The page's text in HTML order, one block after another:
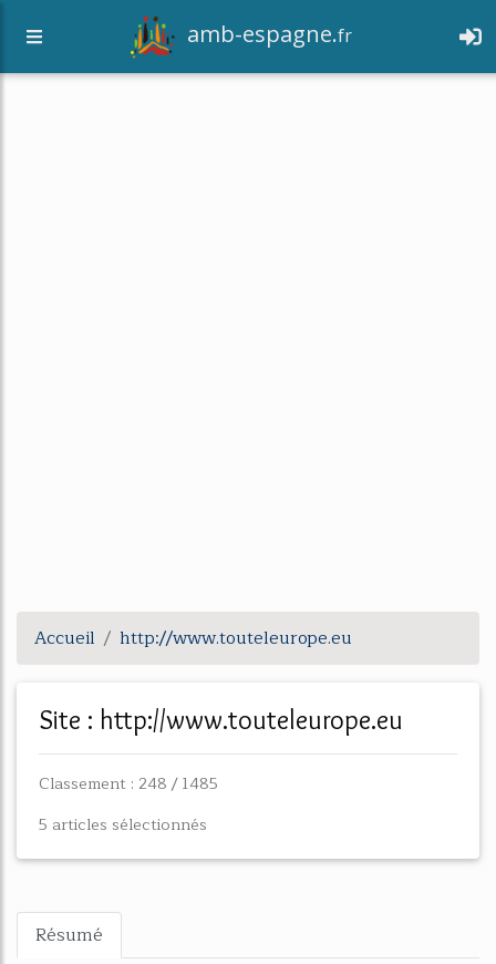
amb-espagne.fr
Accueil http://www.touteleurope.eu
Site : http://www.touteleurope.eu
Classement : 248 / 1485
5 articles sélectionnés
Résumé